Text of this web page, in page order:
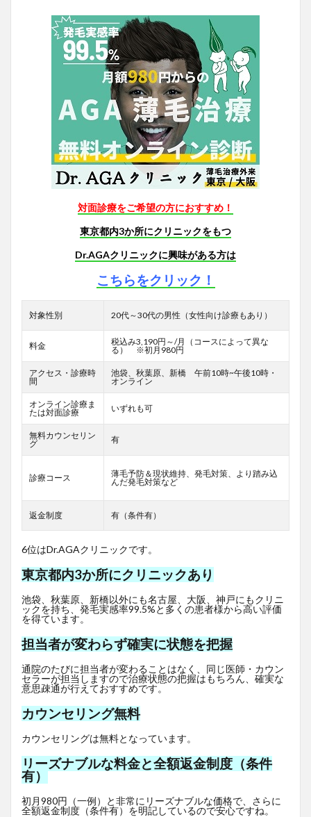
対面診療をご希望の方におすすめ！
東京都内3か所にクリニックをもつ
Dr.AGAクリニックに興味がある方は
こちらをクリック！
対象性別 20代～30代の男性（女性向け診療もあり）
料金
税込み3,190円～/月（コースによって異な
る） ※初月980円
アクセス・診療時
間
池袋、秋葉原、新橋 午前10時~午後10時・
オンライン
オンライン診療ま
たは対面診療
いずれも可
無料カウンセリン
グ
有
診療コース
薄毛予防＆現状維持、発毛対策、より踏み込
んだ発毛対策など
返金制度 有（条件有）
6位はDr.AGAクリニックです。
東京都内3か所にクリニックあり
池袋、秋葉原、新橋以外にも名古屋、大阪、神戸にもクリニ
ックを持ち、発毛実感率99.5%と多くの患者様から高い評価
を得ています。
担当者が変わらず確実に状態を把握
通院のたびに担当者が変わることはなく、同じ医師・カウン
セラーが担当しますので治療状態の把握はもちろん、確実な
意思疎通が行えておすすめです。
カウンセリング無料
カウンセリングは無料となっています。
リーズナブルな料金と全額返金制度（条件
有）
初月980円（一例）と非常にリーズナブルな価格で、さらに
全額返金制度（条件有）を明記しているので安心ですね。